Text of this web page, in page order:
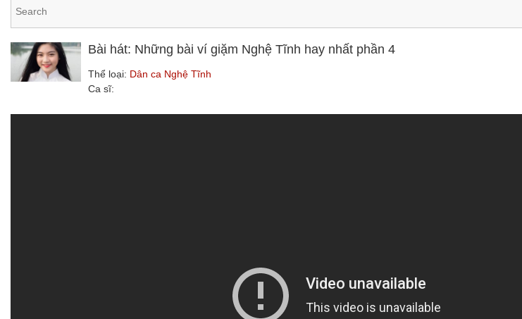
Bài hát: Những bài ví giặm Nghệ Tĩnh hay nhất phần 4
Thể loại: Dân ca Nghệ Tĩnh
Ca sĩ: